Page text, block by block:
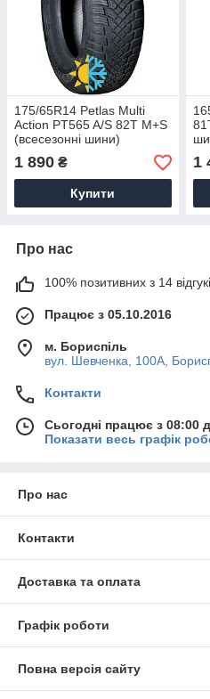
175/65R14 Petlas Multi
Action PT565 A/S 82T M+S
(всесезонні шини)
1 890 ₴
Купити
1
Про нас
100% позитивних з 14
Працює з 05.10.2016
м. Бориспіль
вул. Шевченка, 100А,
Контакти
Сьогодні працює з 08:00
Показати весь графік
Про нас
Контакти
Доставка та оплата
Графік роботи
Повна версія сайту